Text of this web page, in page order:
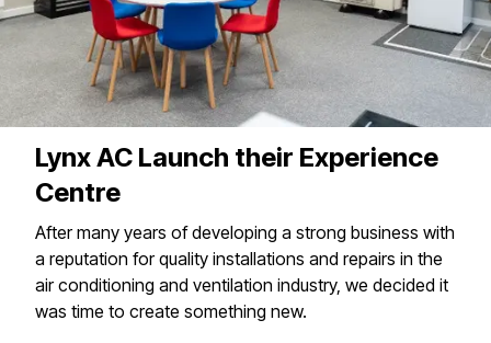
Lynx AC Launch their Experience
Centre
After many years of developing a strong business with
a reputation for quality installations and repairs in the
air conditioning and ventilation industry, we decided it
was time to create something new. ​​​​‌ ‍ ​‍​‍‌‍ ‌ ​‍‌‍‍‌‌‍‌ ‌‍‍‌‌‍ ‍​‍​‍​ ‍‍​‍​‍‌ ​ ‌‍​‌‌‍ ‍‌‍‍‌‌ ‌​‌ ‍‌​‍ ‍‌‍‍‌‌‍ ​‍​‍​‍ ​​‍​‍‌‍‍​‌ ​‍‌‍‌‌‌‍‌‍​‍​‍​ ‍‍​‍​‍​‍ ‌‍​‌‌‍‌​‌‍ ‌‌‍‍‌‌‍ ‍​‍ ‌‍‍‌‌‍ ‍‌ ‌​‌‍‌‌‌‍ ‍‌ ‌​​‍ ‌‍‌‌‌‍‌​‌‍‍‌‌ ‌​​‍ ‌‍ ‌‌‍ ‌‍‌​‌‍‌‌​ ‌‌ ​​‌ ​‍‌‍‌‌‌ ​ ‌‍‌‌‌‍ ‍‌ ‌​‌‍​‌‌ ‌​‌‍‍‌‌‍ ‌‍ ‍​ ‍ ‌‍‍‌‌‍‌​​ ‌​ ​​​ ‍​‌‍‌‌‌‍‌‍​ ‍​‌‍‌‌​ ‌ ​ ​​​‍ ‌‌‍​‌​ ‌ ​ ‌‌‌‍​‌​‍ ‌​ ‌​​ ‌‌‌‍‌‌​ ‌ ​‍ ‌‌‍​‌‌‍​ ​ ​ ​ ‌ ​‍ ‌‌‍​‍​ ​​‌‍‌‍​ ‌‍‌‍‌‍‌‍​ ​ ‍‌​ ‌‍​ ​‍‌‍​‍‌‍​ ​ ‌‍​ ‍ ‌ ‌​‌ ‍‌‌ ​​‌‍‌‌​ ‌‌ ​​‌‍ ‌ ​ ‌ ‌​​ ‍ ‌ ​​‌‍​‌‌ ‌​‌‍‍​​ ‌‌ ​ ‌‍‍​‌‍ ‌ ​‍‌ ‌​‌​‌​‌‍‌‌‌ ​ ‌‍​ ‌ ​‍‌‍‍‌‌ ​​‌ ‌​‌‍‍‌‌‍ ‌‍ ‍​ ‌‍​‍‌‍​‌‌ ​ ‌‍‌‌‌‌‌‌‌ ​‍‌‍ ​​ ‌​‍‌‌​ ​‍‌​‌‍‌‍​‌‌‍‌​‌‍ ‌‌‍‍‌‌‍ ‍​‍‌‍‌‍‍‌‌‍‌​​ ‌​ ​​​ ‍​‌‍‌‌‌‍‌‍​ ‍​‌‍‌‌​ ‌ ​ ​​​‍ ‌‌‍​‌​ ‌ ​ ‌‌‌‍​‌​‍ ‌​ ‌​​ ‌‌‌‍‌‌​ ‌ ​‍ ‌‌‍​‌‌‍​ ​ ​ ​ ‌ ​‍ ‌‌‍​‍​ ​​‌‍‌‍​ ‌‍‌‍‌‍‌‍​ ​ ‍‌​ ‌‍​ ​‍‌‍​‍‌‍​ ​ ‌‍​‍‌‍‌ ‌​‌ ‍‌‌ ​​‌‍‌‌​ ‌‌ ​​‌‍ ‌ ​ ‌ ‌​​‍‌‍‌ ​​‌‍​‌‌ ‌​‌‍‍​​ ‌‌ ​ ‌‍‍​‌‍ ‌ ​‍‌ ‌​‌​‌​‌‍‌‌‌ ​ ‌‍​ ‌ ​‍‌‍‍‌‌ ​​‌ ‌​‌‍‍‌‌‍ ‌‍ ‍​‍​‍‌ ‌